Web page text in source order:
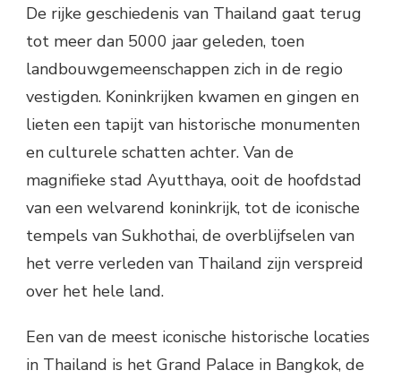
De rijke geschiedenis van Thailand gaat terug
tot meer dan 5000 jaar geleden, toen
landbouwgemeenschappen zich in de regio
vestigden. Koninkrijken kwamen en gingen en
lieten een tapijt van historische monumenten
en culturele schatten achter. Van de
magnifieke stad Ayutthaya, ooit de hoofdstad
van een welvarend koninkrijk, tot de iconische
tempels van Sukhothai, de overblijfselen van
het verre verleden van Thailand zijn verspreid
over het hele land.
Een van de meest iconische historische locaties
in Thailand is het Grand Palace in Bangkok, de